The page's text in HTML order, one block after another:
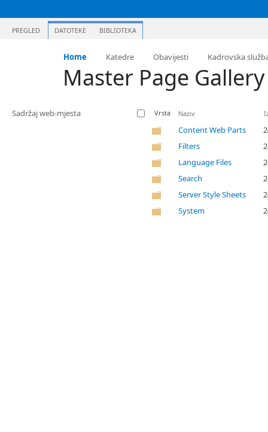
PREGLED DATOTEKE BIBLIOTEKA
Home Katedre Obavijesti Kadrovska
Master Page Gallery
Sadržaj web-mjesta Vrsta Naziv
Content Web Parts
Filters
Language Files
Search
Server Style Sheets
System